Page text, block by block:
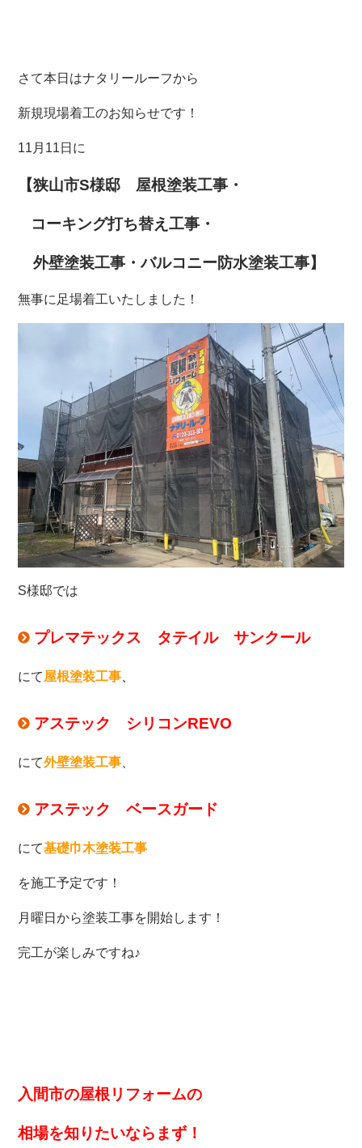
さて本日はナタリールーフから
新規現場着工のお知らせです！
11月11日に
【狭山市S様邸 屋根塗装工事・
コーキング打ち替え工事・
外壁塗装工事 ・バルコニー防水塗装工事】
無事に足場着工いたしました！
S様邸では
プレマテックス タテイル サンクール
にて屋根塗装工事
アステック シリコンREVO
にて外壁塗装工事
アステック ベースガード
にて基礎巾木塗装工事
を施工予定です！
月曜日から塗装工事を開始します！
完工が楽しみですね♪
入間市の屋根リフォームの
相場を知りたいなら まず！